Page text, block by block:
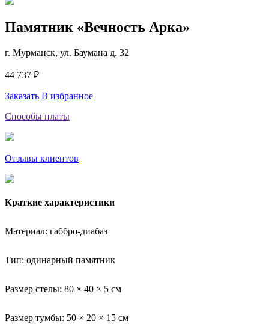
Памятник «Вечность Арка»
г. Мурманск, ул. Баумана д. 32
44 737 ₽
Заказать В избранное
Способы платы
Отзывы клиентов
Краткие характеристики
Материал: габбро-диабаз
Тип: одинарный памятник
Размер стелы: 80 × 40 × 5 см
Размер тумбы: 50 × 20 × 15 см